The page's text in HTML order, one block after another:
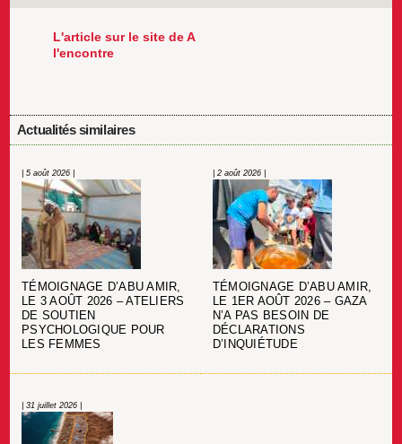
L'article sur le site de A
l'encontre
Actualités similaires
| 5 août 2026 |
TÉMOIGNAGE D’ABU AMIR,
LE 3 AOÛT 2026 – ATELIERS
DE SOUTIEN
PSYCHOLOGIQUE POUR
LES FEMMES
| 2 août 2026 |
TÉMOIGNAGE D’ABU AMIR,
LE 1ER AOÛT 2026 – GAZA
N’A PAS BESOIN DE
DÉCLARATIONS
D’INQUIÉTUDE
| 31 juillet 2026 |